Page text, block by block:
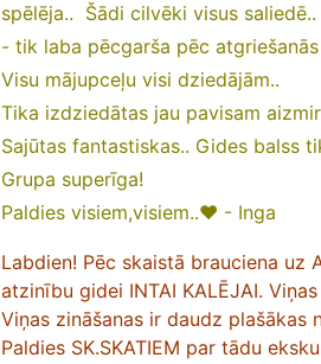
spēlēja.. Šādi cilvēki visus saliedē..
- tik laba pēcgarša pēc
Visu mājupceļu visi dziedājām..
Tika izdziedātas jau pavisam
Sajūtas fantastiskas.. Gides balss
Grupa superīga!
Paldies visiem,visiem..❤️ - Inga
Labdien! Pēc skaistā brauciena uz
atzinību gidei INTAI KALĒJAI.
Viņas zināšanas ir daudz plašākas
Paldies SK.SKATIEM par tādu